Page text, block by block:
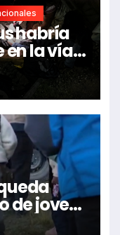
habría
la vía e
de joven